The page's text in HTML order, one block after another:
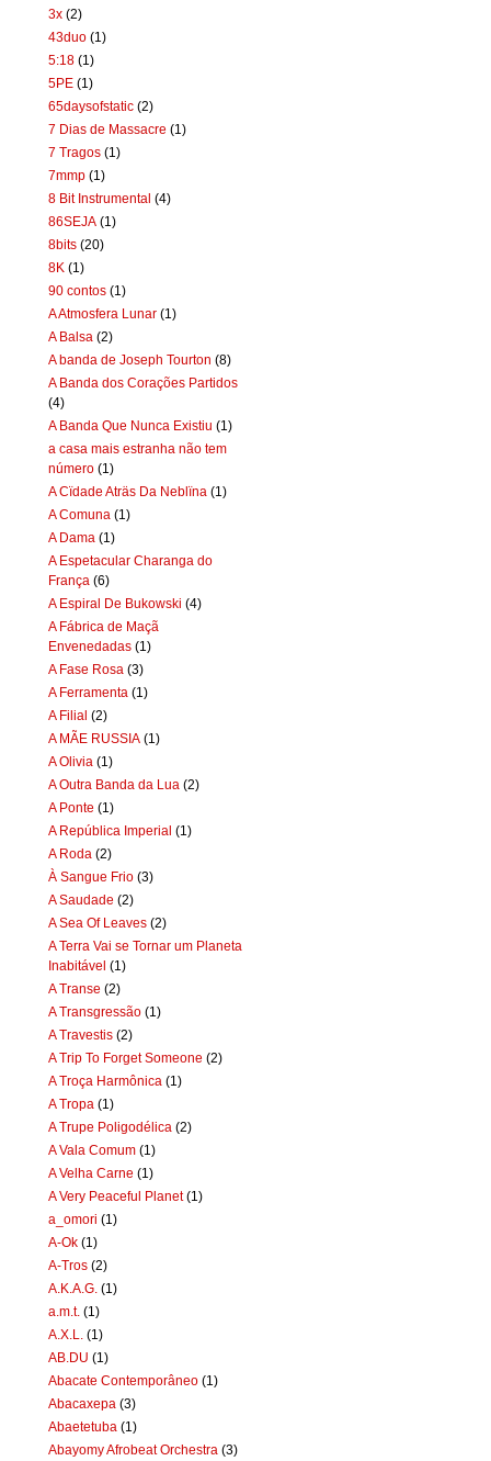
3x (2)
43duo (1)
5:18 (1)
5PE (1)
65daysofstatic (2)
7 Dias de Massacre (1)
7 Tragos (1)
7mmp (1)
8 Bit Instrumental (4)
86SEJA (1)
8bits (20)
8K (1)
90 contos (1)
A Atmosfera Lunar (1)
A Balsa (2)
A banda de Joseph Tourton (8)
A Banda dos Corações Partidos
(4)
A Banda Que Nunca Existiu (1)
a casa mais estranha não tem
número (1)
A Cïdade Aträs Da Neblïna (1)
A Comuna (1)
A Dama (1)
A Espetacular Charanga do
França (6)
A Espiral De Bukowski (4)
A Fábrica de Maçã
Envenedadas (1)
A Fase Rosa (3)
A Ferramenta (1)
A Filial (2)
A MÃE RUSSIA (1)
A Olivia (1)
A Outra Banda da Lua (2)
A Ponte (1)
A República Imperial (1)
A Roda (2)
À Sangue Frio (3)
A Saudade (2)
A Sea Of Leaves (2)
A Terra Vai se Tornar um Planeta
Inabitável (1)
A Transe (2)
A Transgressão (1)
A Travestis (2)
A Trip To Forget Someone (2)
A Troça Harmônica (1)
A Tropa (1)
A Trupe Poligodélica (2)
A Vala Comum (1)
A Velha Carne (1)
A Very Peaceful Planet (1)
a_omori (1)
A-Ok (1)
A-Tros (2)
A.K.A.G. (1)
a.m.t. (1)
A.X.L.
(1)
AB.DU (1)
Abacate Contemporâneo (1)
Abacaxepa (3)
Abaetetuba (1)
Abayomy Afrobeat Orchestra (3)